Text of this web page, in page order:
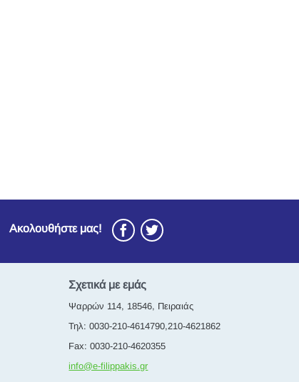
Ακολουθήστε μας!
Σχετικά με εμάς
Ψαρρών 114, 18546, Πειραιάς
Τηλ: 0030-210-4614790,210-4621862
Fax: 0030-210-4620355
info@e-filippakis.gr